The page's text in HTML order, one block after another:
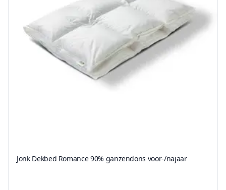
Jonk Dekbed Romance 90% ganzendons voor-/najaar